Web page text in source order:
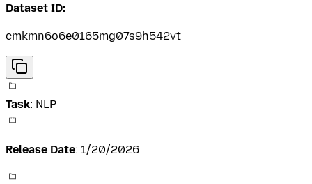
Dataset ID:
cmkmn6o6e0165mg07s9h542vt
Task: NLP
Release Date: 1/20/2026